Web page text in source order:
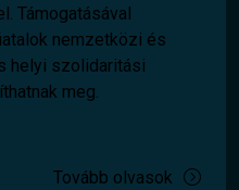
Támogatásával
nemzetközi és
helyi szolidaritási
meg.
Tovább olvasok